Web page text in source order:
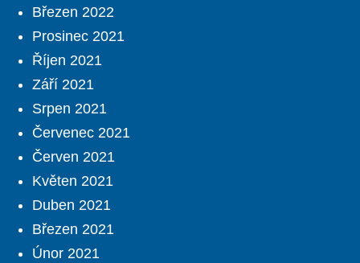
Březen 2022
Prosinec 2021
Říjen 2021
Září 2021
Srpen 2021
Červenec 2021
Červen 2021
Květen 2021
Duben 2021
Březen 2021
Únor 2021